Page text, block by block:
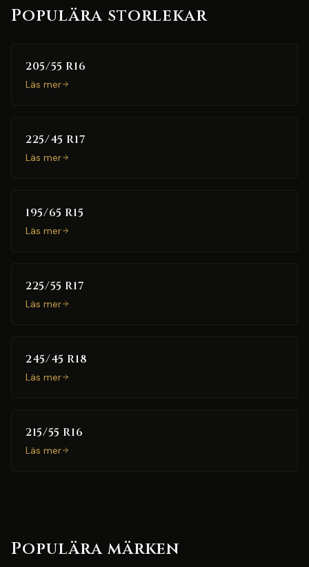
Populära storlekar
205/55 R16
Läs mer
225/45 R17
Läs mer
195/65 R15
Läs mer
225/55 R17
Läs mer
245/45 R18
Läs mer
215/55 R16
Läs mer
Populära märken